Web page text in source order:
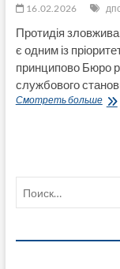
16.02.2026
Протидія
є одним із
принципово Бюро
службового
Смотреть больше